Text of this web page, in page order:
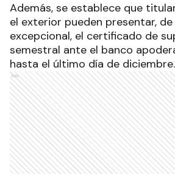
Además, se establece que
el exterior pueden presentar,
excepcional, el certificado de
semestral ante el banco
hasta el último día de diciembre.
Ads